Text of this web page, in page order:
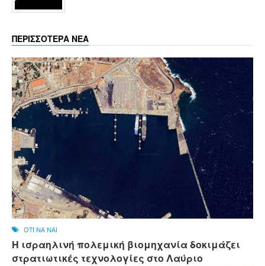
ΠΕΡΙΣΣΟΤΕΡΑ ΝΕΑ
OTI NA NAI
Η ισραηλινή πολεμική βιομηχανία δοκιμάζει
στρατιωτικές τεχνολογίες στο Λαύριο